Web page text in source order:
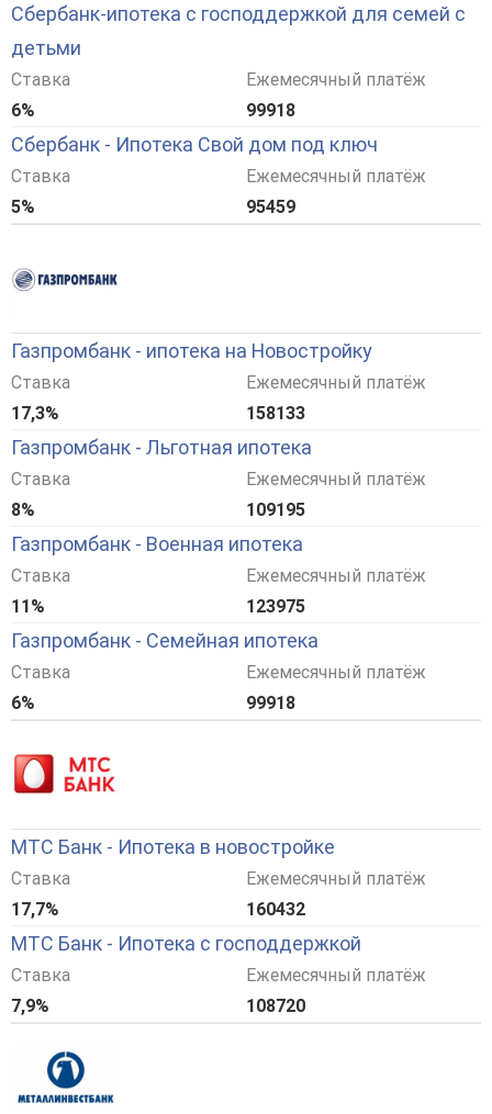
Сбербанк-ипотека с господдержкой для семей с
детьми
Ставка
6%
Ежемесячный платёж
99918
Сбербанк - Ипотека Свой дом под ключ
Ставка
5%
Ежемесячный платёж
95459
Газпромбанк - ипотека на Новостройку
Ставка
17,3%
Ежемесячный платёж
158133
Газпромбанк - Льготная ипотека
Ставка
8%
Ежемесячный платёж
109195
Газпромбанк - Военная ипотека
Ставка
11%
Ежемесячный платёж
123975
Газпромбанк - Семейная ипотека
Ставка
6%
Ежемесячный платёж
99918
МТС Банк - Ипотека в новостройке
Ставка
17,7%
Ежемесячный платёж
160432
МТС Банк - Ипотека с господдержкой
Ставка
7,9%
Ежемесячный платёж
108720